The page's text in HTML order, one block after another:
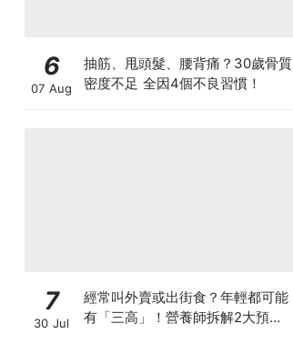
6
07 Aug
抽筋、甩頭髮、腰背痛？30歲骨質
密度不足 全因4個不良習慣！
7
30 Jul
經常叫外賣或出街食？年輕都可能
有「三高」！營養師拆解2大預防